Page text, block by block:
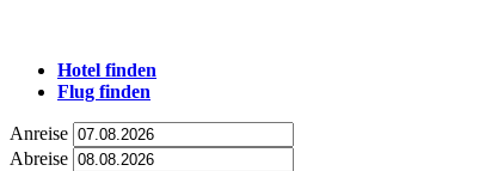
Hotel finden
Flug finden
Anreise
Abreise